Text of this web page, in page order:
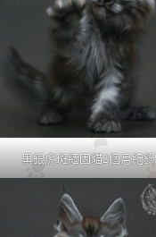
黑銀虎斑緬因貓2個月紀錄